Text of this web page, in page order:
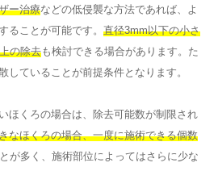
ー治療などの低侵襲な方法であれば、よ
ることが可能です。 直径3mm以下の小さ
の除去も検討できる場合があります。た
していることが前提条件となります。
ほくろの場合は、除去可能数が制限され
なほくろの場合、一度に施術できる個数
が多く、施術部位によってはさらに少な